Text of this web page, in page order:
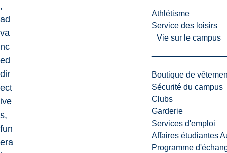
Athlétisme
Service des loisirs
Vie sur le campus
Boutique de
Sécurité du campus
Clubs
Garderie
Services d'emploi
Affaires étudiantes
Programme
,
ad
va
nc
ed
dir
ect
ive
s,
fun
era